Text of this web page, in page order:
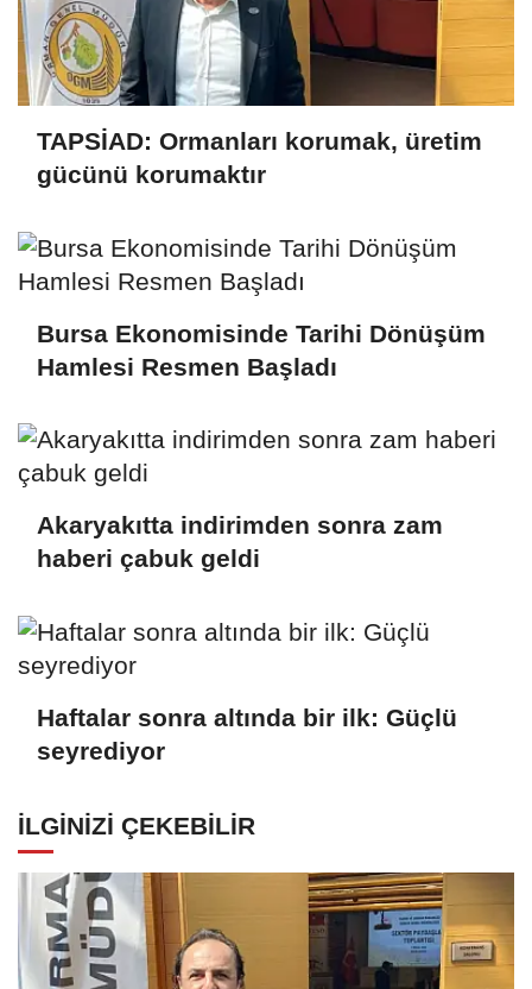
TAPSİAD: Ormanları korumak, üretim
gücünü korumaktır
Bursa Ekonomisinde Tarihi Dönüşüm
Hamlesi Resmen Başladı
Akaryakıtta indirimden sonra zam
haberi çabuk geldi
Haftalar sonra altında bir ilk: Güçlü
seyrediyor
İLGINIZI ÇEKEBILIR